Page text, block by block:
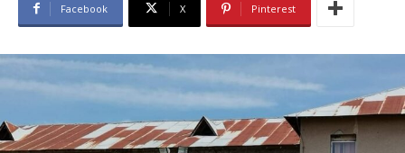
Facebook X Pinterest